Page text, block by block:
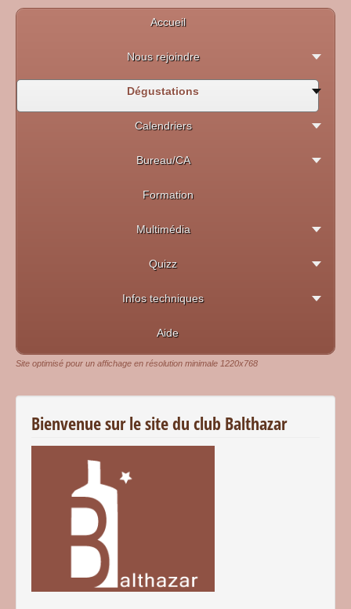
Accueil
Nous rejoindre
Dégustations
Calendriers
Bureau/CA
Formation
Multimédia
Quizz
Infos techniques
Aide
Site optimisé pour un affichage en résolution minimale 1220x768
Bienvenue sur le site du club Balthazar